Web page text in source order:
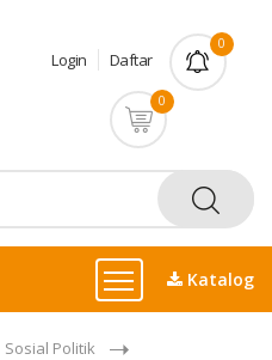
Login Daftar
0
0
Katalog
Sosial Politik